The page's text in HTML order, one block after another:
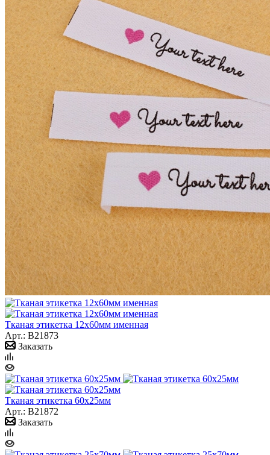
Тканая этикетка 12x60мм именная
Арт.: B21873
Заказать
Тканая этикетка 60x25мм
Арт.: B21872
Заказать